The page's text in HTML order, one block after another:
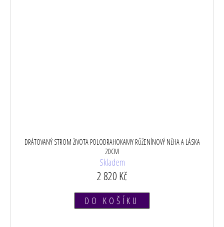
DRÁTOVANÝ STROM ŽIVOTA POLODRAHOKAMY RŮŽENÍNOVÝ NĚHA A LÁSKA
20CM
Skladem
2 820 Kč
DO KOŠÍKU